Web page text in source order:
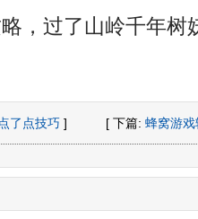
，过了山岭千年树
了点技巧 ] [ 下篇: 蜂窝游